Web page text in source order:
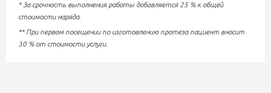
* За срочность выполнения работы добавляется 25 % к общей
стоимости наряда.
** При первом посещении по изготовлению протеза пациент вносит
30 % от стоимости услуги.